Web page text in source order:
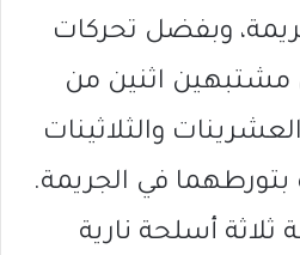
وبفضل تحركات
مشتبهين اثنين من
والثلاثينات
بتورطهما في الجريمة.
أسلحة نارية